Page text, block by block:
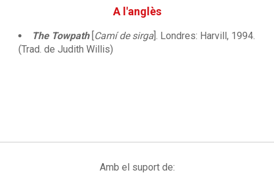
A l'anglès
The Towpath[ Camí de sirga ]. Londres: Harvill, 1994.
(Trad. de Judith Willis)
Amb el suport de: